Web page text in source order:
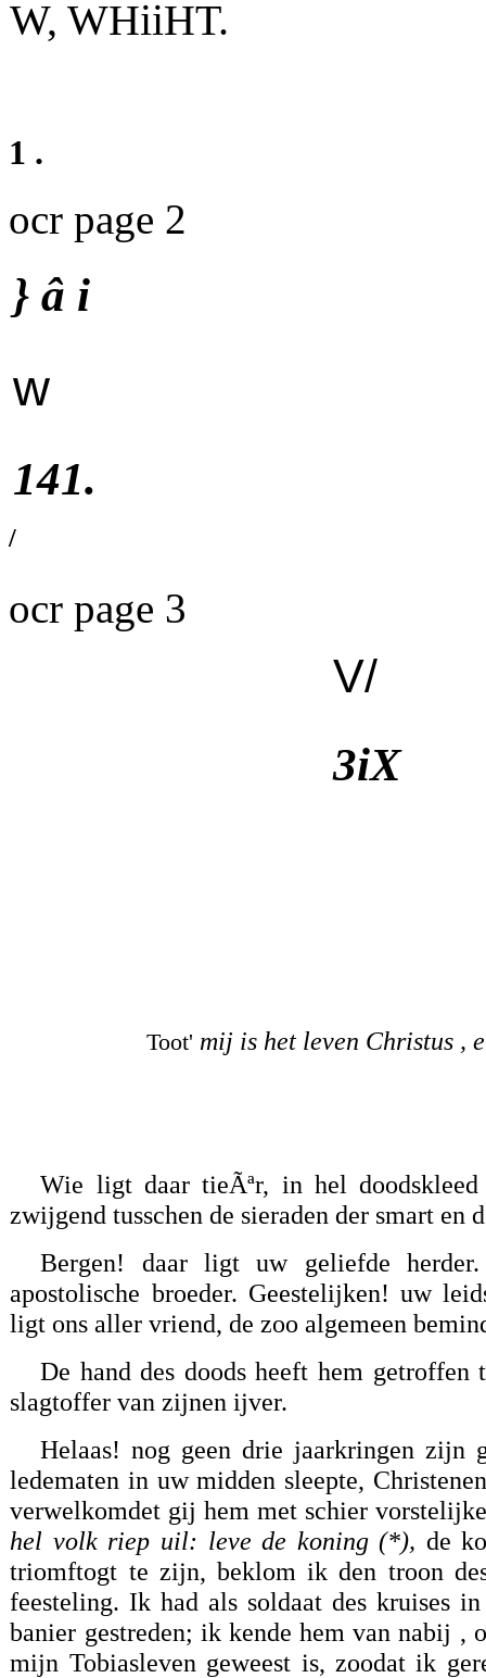
W, WHiiHT.
1 .
ocr page 2
} â i
w
141.
/
ocr page 3
V/
3iX
Toot' mij is het leven Christus ,
Wie ligt daar tieÃªr, in hel
zwijgend tusschen de sieraden der smart en
Bergen! daar ligt uw geliefde
apostolische broeder. Geestelijken! uw
ligt ons aller vriend, de zoo algemeen
De hand des doods heeft hem
slagtoffer van zijnen ijver.
Helaas! nog geen drie jaarkringen zijn
ledematen in uw midden sleepte,
verwelkomdet gij hem met schier
hel volk riep uil: leve de koning (*), de
triomftogt te zijn, beklom ik den troon
feesteling. Ik had als soldaat des kruises
banier gestreden; ik kende hem van nabij ,
mijn Tobiasleven geweest is, zoodat ik